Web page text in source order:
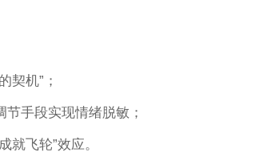
契机”；
手段实现情绪脱敏；
飞轮”效应。